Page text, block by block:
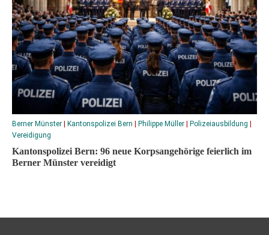
Berner Münster Kantonspolizei Bern Philippe Müller Polizeiausbildung
Vereidigung
Kantonspolizei Bern: 96 neue Korpsangehörige feierlich im
Berner Münster vereidigt